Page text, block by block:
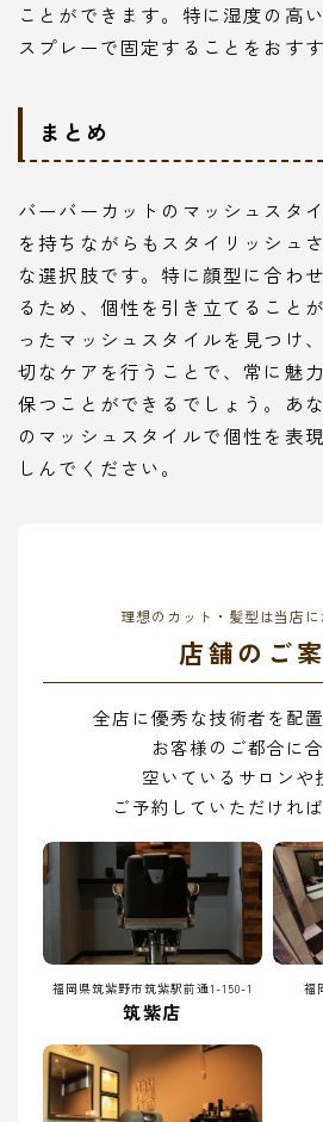
ことができます。特に湿度の高
スプレーで固定することをおすす
まとめ
バーバーカットのマッシュスタ
を持ちながらもスタイリッシュ
な選択肢です。特に顔型に合わ
るため、個性を引き立てること
ったマッシュスタイルを見つけ
切なケアを行うことで、常に魅
保つことができるでしょう。あ
のマッシュスタイルで個性を表
しんでください。
理想のカット・髪型は当店
店舗のご
全店に優秀な技術者を配
お客様のご都合に
空いているサロンや
ご予約していただけれ
福岡県筑紫野市筑紫駅前通1-150-1
筑紫店
福